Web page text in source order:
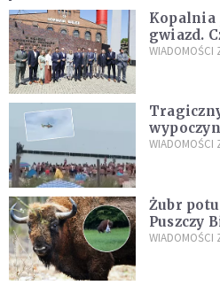
Kopalnia
gwiazd.
„Dolina
WIADOMOŚCI
zarzuty
WIADOMOŚCI
Żubr
Puszczy
daje do
WIADOMOŚCI